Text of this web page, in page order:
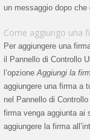
un messaggio dopo
Come aggiungo una
Per aggiungere una
il Pannello di Controllo
l’opzioneAggiungi la
aggiungere una firma a
nel Pannello di
firma venga aggiunta ai
aggiungere la firma